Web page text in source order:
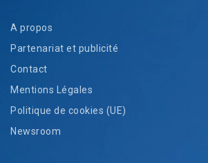
A propos
Partenariat et publicité
Contact
Mentions Légales
Politique de cookies (UE)
Newsroom